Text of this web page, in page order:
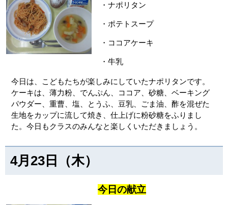
・ナポリタン
・ポテトスープ
・ココアケーキ
・牛乳
今日は、こどもたちが楽しみにしていたナポリタンです。
ケーキは、薄力粉、でんぷん、ココア、砂糖、ベーキング
パウダー、重曹、塩、とうふ、豆乳、ごま油、酢を混ぜた
生地をカップに流して焼き、仕上げに粉砂糖をふりまし
た。今日もクラスのみんなと楽しくいただきましょう。
4月23日（木）
今日の献立